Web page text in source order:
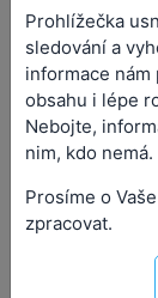
Bod číslo
Orgán:
Datum a čas
Přílohy (2)
Prohlížečka
sledování a
informace
obsahu i lépe
Nebojte,
nim, kdo nemá.
Prosíme o
zpracovat.